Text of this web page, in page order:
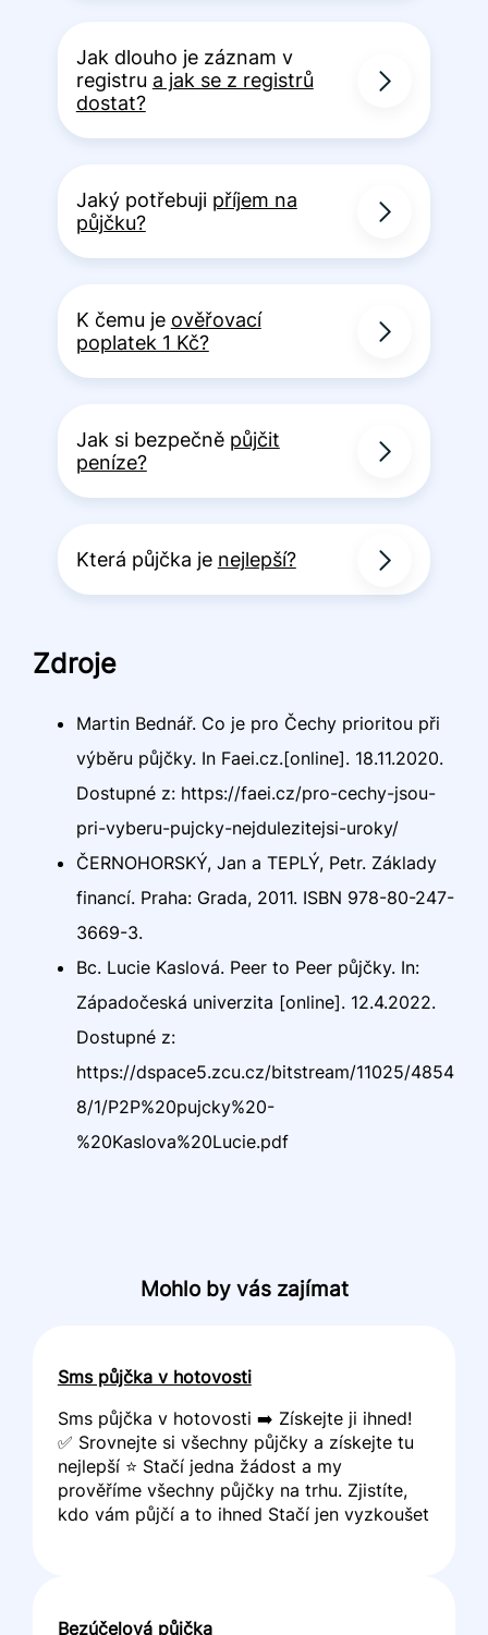
Jak dlouho je záznam v
registru a jak se z registrů
dostat?
Jaký potřebuji příjem na
půjčku?
K čemu je ověřovací
poplatek 1 Kč?
Jak si bezpečně půjčit
peníze?
Která půjčka je nejlepší?
Zdroje
Martin Bednář. Co je pro Čechy prioritou při
výběru půjčky. In Faei.cz.[online]. 18.11.2020.
Dostupné z: https://faei.cz/pro-cechy-jsou-
pri-vyberu-pujcky-nejdulezitejsi-uroky/
ČERNOHORSKÝ, Jan a TEPLÝ, Petr. Základy
financí. Praha: Grada, 2011. ISBN 978-80-247-
3669-3.
Bc. Lucie Kaslová. Peer to Peer půjčky. In:
Západočeská univerzita [online]. 12.4.2022.
Dostupné z:
https://dspace5.zcu.cz/bitstream/11025/4854
8/1/P2P%20pujcky%20-
%20Kaslova%20Lucie.pdf
Mohlo by vás zajímat
Sms půjčka v hotovosti
Sms půjčka v hotovosti ➡️ Získejte ji ihned!
✅ Srovnejte si všechny půjčky a získejte tu
nejlepší ⭐ Stačí jedna žádost a my
prověříme všechny půjčky na trhu. Zjistíte,
kdo vám půjčí a to ihned Stačí jen vyzkoušet
Bezúčelová půjčka